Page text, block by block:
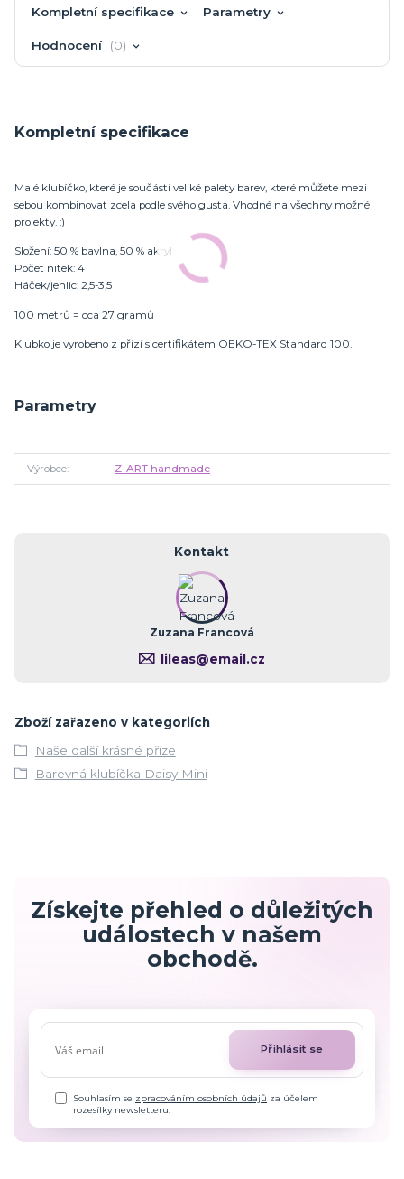
Kompletní specifikace Parametry
Hodnocení 0
Kompletní specifikace
Malé klubíčko, které je součástí veliké palety barev, které můžete mezi
sebou kombinovat zcela podle svého gusta. Vhodné na všechny možné
projekty. :)
Složení: 50 % bavlna, 50 % akryl
Počet nitek: 4
Háček/jehlic: 2,5-3,5
100 metrů = cca 27 gramů
Klubko je vyrobeno z přízí s certifikátem OEKO-TEX Standard 100.
Parametry
Výrobce Z-ART handmade
Kontakt
Zuzana Francová
lileas@email.cz
Zboží zařazeno v kategoriích
Naše další krásné příze
Barevná klubíčka Daisy Mini
Získejte přehled o důležitých
událostech v našem
obchodě.
Přihlásit se
Souhlasím se zpracováním osobních údajů za účelem
rozesílky newsletteru.